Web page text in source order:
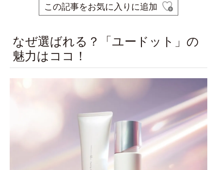
この記事をお気に入りに追加
なぜ選ばれる？「ユードット」の
魅力はココ！